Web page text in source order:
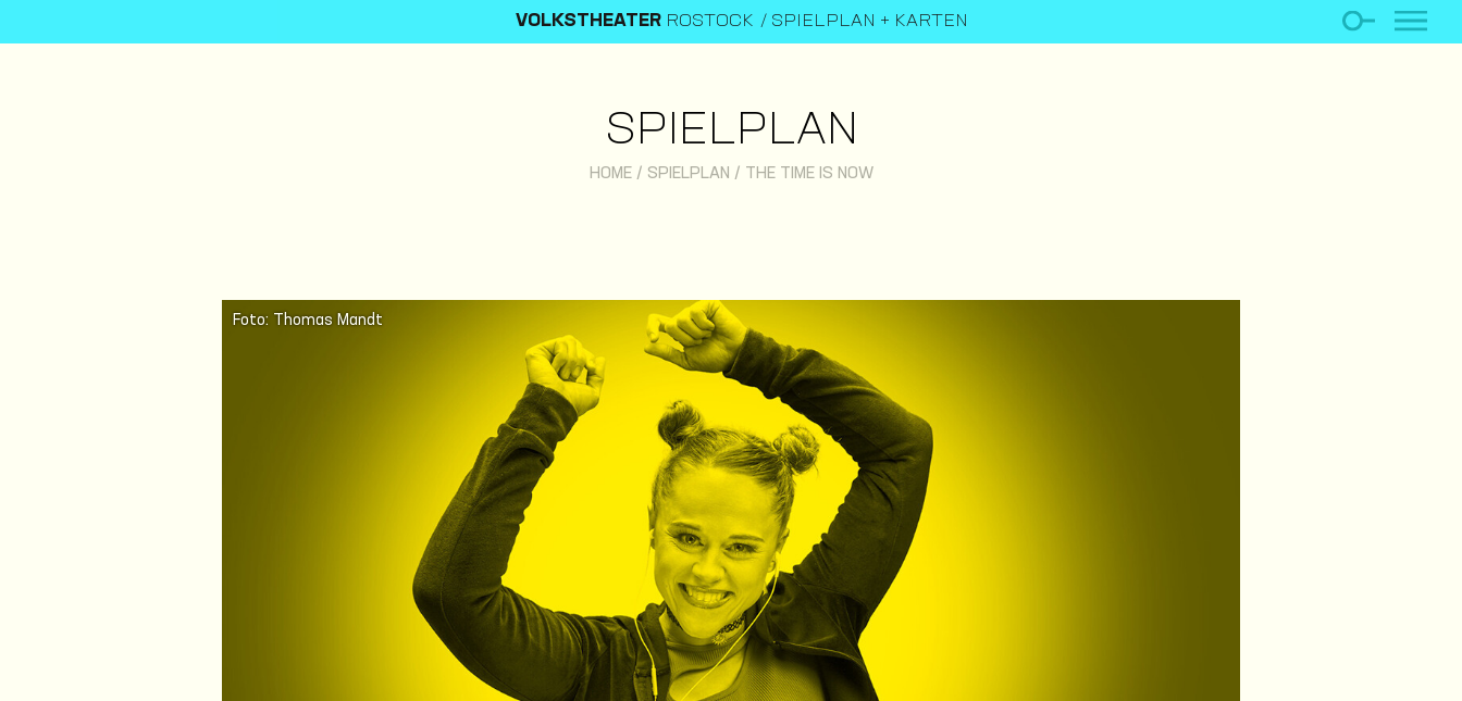
VOLKSTHEATER ROSTOCK SPIELPLAN + KARTEN
SPIELPLAN
HOME/ SPIELPLAN / THE TIME IS NOW
Foto: Thomas Mandt